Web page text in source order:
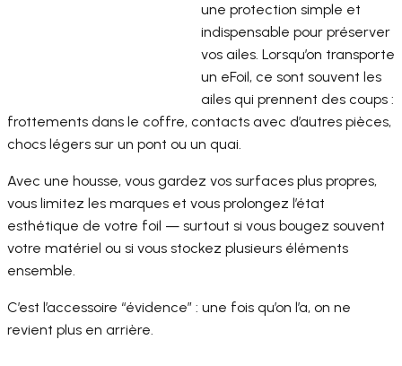
une protection simple et
indispensable pour préserver
vos ailes. Lorsqu’on transporte
un eFoil, ce sont souvent les
ailes qui prennent des coups :
frottements dans le coffre, contacts avec d’autres pièces,
chocs légers sur un pont ou un quai.
Avec une housse, vous gardez vos surfaces plus propres,
vous limitez les marques et vous prolongez l’état
esthétique de votre foil — surtout si vous bougez souvent
votre matériel ou si vous stockez plusieurs éléments
ensemble.
C’est l’accessoire “évidence” : une fois qu’on l’a, on ne
revient plus en arrière.